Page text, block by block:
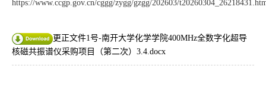
https://www.ccgp.gov.cn/cggg/zygg/gzgg/202603/
更正文件1号-南开大学化学学院400MHz全数字化超导
核磁共振谱仪采购项目（第二次）3.4.docx